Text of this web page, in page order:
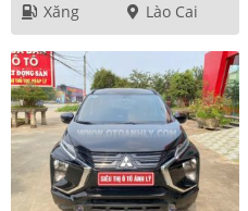
Xăng
Lào Cai